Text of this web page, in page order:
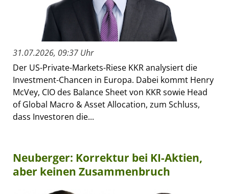
31.07.2026, 09:37 Uhr
Der US-Private-Markets-Riese KKR analysiert die
Investment-Chancen in Europa. Dabei kommt Henry
McVey, CIO des Balance Sheet von KKR sowie Head
of Global Macro & Asset Allocation, zum Schluss,
dass Investoren die...
Neuberger: Korrektur bei KI-Aktien,
aber keinen Zusammenbruch